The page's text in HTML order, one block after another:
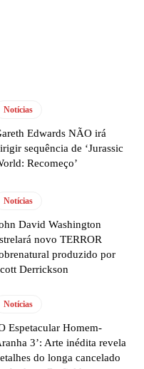
Notícias
Edwards NÃO irá
sequência de ‘Jurassic
Recomeço’
Notícias
David Washington
novo TERROR
produzido por
Derrickson
Notícias
Espetacular Homem-
3’: Arte inédita revela
do longa cancelado